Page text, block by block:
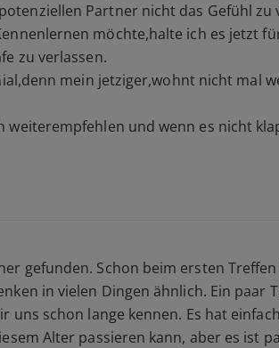
Partner nicht das Gefühl zu
möchte,halte ich es jetzt
zu verlassen.
mein jetziger,wohnt nicht mal
weiterempfehlen und wenn es nicht
gefunden. Schon beim ersten
in vielen Dingen ähnlich. Ein paar
uns schon lange kennen. Es hat
Alter passieren kann, aber es ist